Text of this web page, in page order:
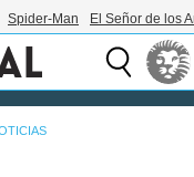
Spider-Man El Señor de los